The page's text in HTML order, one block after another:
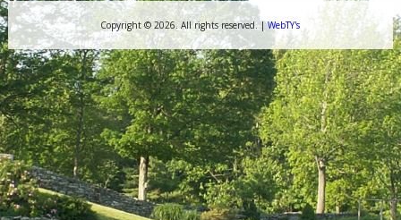
Copyright ©2026. All rights reserved. |WebTY's